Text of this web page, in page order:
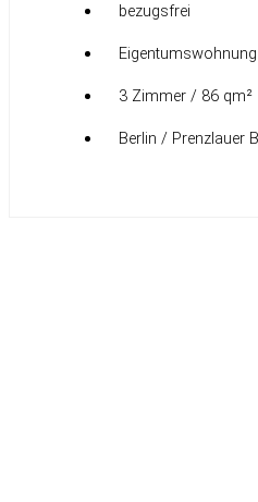
bezugsfrei
Eigentumswohnung
3 Zimmer / 86 qm²
Berlin / Prenzlauer